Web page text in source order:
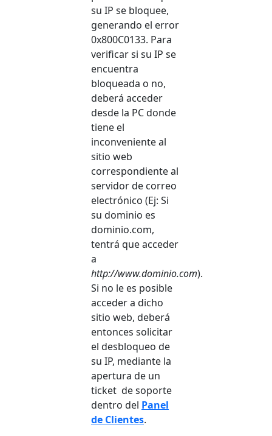
su IP se bloquee,
generando el error
0x800C0133. Para
verificar si su IP se
encuentra
bloqueada o no,
deberá acceder
desde la PC donde
tiene el
inconveniente al
sitio web
correspondiente al
servidor de correo
electrónico (Ej: Si
su dominio es
dominio.com,
tentrá que acceder
a
http://www.dominio.com).
Si no le es posible
acceder a dicho
sitio web, deberá
entonces solicitar
el desbloqueo de
su IP, mediante la
apertura de un
ticket de soporte
dentro del Panel
de Clientes.